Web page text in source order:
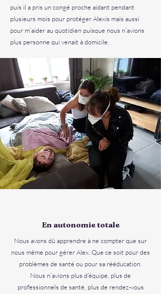
puis il a pris un congé proche aidant pendant
plusieurs mois pour protéger Alexis mais aussi
pour m’aider au quotidien puisque nous n’avions
plus personne qui venait à domicile.
En autonomie totale
Nous avons dû apprendre à ne compter que sur
nous même pour gérer Alex. Que ce soit pour des
problèmes de santé ou pour sa rééducation.
Nous n’avions plus d’équipe, plus de
professionnels de santé, plus de rendez-vous